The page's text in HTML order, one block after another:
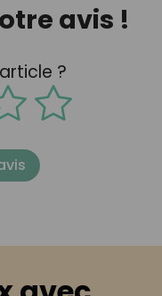
avis !
?